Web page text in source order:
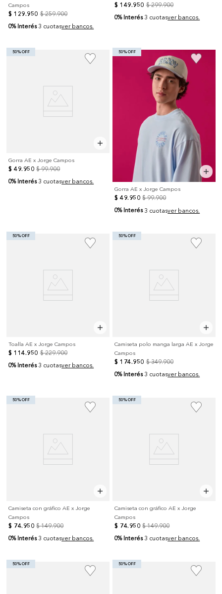
Campos
$ 129.950 $ 259.900
0% Interés 3 cuotasver bancos.
$ 149.950 $ 299.900
0% Interés 3 cuotasver bancos.
50% OFF
Gorra AE x Jorge Campos
$ 49. 950 $ 99.900
0% Interés 3 cuotasver bancos.
50% OFF
Gorra AE x Jorge Campos
$ 49. 950 $ 99.900
0% Interés 3 cuotasver bancos.
50% OFF
Toalla AE x Jorge Campos
$ 114.950 $ 229.900
0% Interés 3 cuotasver bancos.
50% OFF
Camiseta polo manga larga AE x Jorge
Campos
$ 174.950 $ 349.900
0% Interés 3 cuotasver bancos.
50% OFF
Camiseta con gráfico AE x Jorge
Campos
$ 74. 950 $ 149.900
0% Interés 3 cuotasver bancos.
50% OFF
Camiseta con gráfico AE x Jorge
Campos
$ 74. 950 $ 149.900
0% Interés 3 cuotasver bancos.
50% OFF 50% OFF